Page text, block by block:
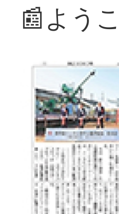
📰よう